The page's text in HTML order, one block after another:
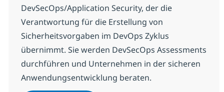
DevSecOps/Application Security, der die
Verantwortung für die Erstellung von
Sicherheitsvorgaben im DevOps Zyklus
übernimmt. Sie werden DevSecOps Assessments
durchführen und Unternehmen in der sicheren
Anwendungsentwicklung beraten.